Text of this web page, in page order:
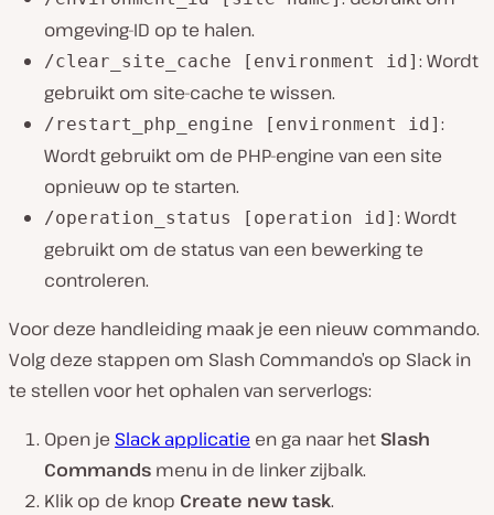
omgeving-ID op te halen.
/clear_site_cache [environment id] : Wordt
gebruikt om site-cache te wissen.
/restart_php_engine [environment id] :
Wordt gebruikt om de PHP-engine van een site
opnieuw op te starten.
/operation_status [operation id] : Wordt
gebruikt om de status van een bewerking te
controleren.
Voor deze handleiding maak je een nieuw commando.
Volg deze stappen om Slash Commando’s op Slack in
te stellen voor het ophalen van serverlogs:
Open je Slack applicatie en ga naar het Slash
Commands menu in de linker zijbalk.
Klik op de knop Create new task.